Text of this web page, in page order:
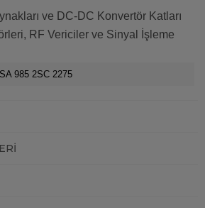
ve DC-DC Konvertör Katları
RF Vericiler ve Sinyal İşleme
985 2SC 2275